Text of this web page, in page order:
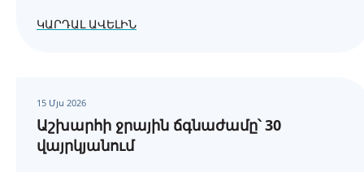
ԿԱՐԴԱԼ ԱՎԵԼԻՆ
15 Մյս 2026
Աշխարհի ջրային ճգնաժամը՝ 30
վայրկյանում